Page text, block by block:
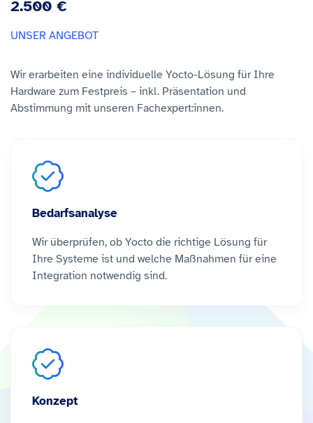
2.500 €
UNSER ANGEBOT
Wir erarbeiten eine individuelle Yocto-Lösung für Ihre
Hardware zum Festpreis – inkl. Präsentation und
Abstimmung mit unseren Fachexpert:innen.
Bedarfsanalyse
Wir überprüfen, ob Yocto die richtige Lösung für
Ihre Systeme ist und welche Maßnahmen für eine
Integration notwendig sind.
Konzept